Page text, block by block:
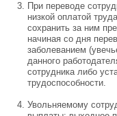
При переводе
низкой оплатой
сохранить за ним
начиная со дня
заболеванием
данного
сотрудника либо
трудоспособности.
Увольняемому